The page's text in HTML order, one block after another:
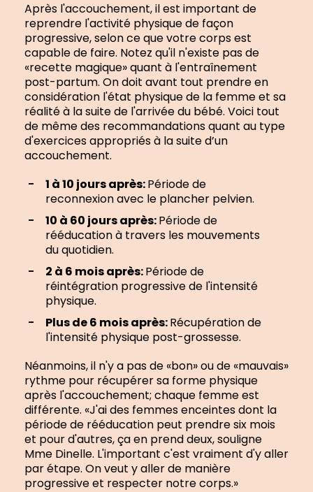
Après l'accouchement, il est important de
reprendre l'activité physique de façon
progressive, selon ce que votre corps est
capable de faire. Notez qu'il n'existe pas de
«recette magique» quant à l'entraînement
post-partum. On doit avant tout prendre en
considération l'état physique de la femme et sa
réalité à la suite de l'arrivée du bébé. Voici tout
de même des recommandations quant au type
d'exercices appropriés à la suite d’un
accouchement.
1 à 10 jours après:Période de
reconnexion avec le plancher pelvien.
10 à 60 jours après:Période de
rééducation à travers les mouvements
du quotidien.
2 à 6 mois après:Période de
réintégration progressive de l'intensité
physique.
Plus de 6 mois après:Récupération de
l'intensité physique post-grossesse.
Néanmoins, il n'y a pas de «bon» ou de «mauvais»
rythme pour récupérer sa forme physique
après l'accouchement; chaque femme est
différente. «J'ai des femmes enceintes dont la
période de rééducation peut prendre six mois
et pour d'autres, ça en prend deux, souligne
Mme Dinelle. L'important c'est vraiment d'y aller
par étape. On veut y aller de manière
progressive et respecter notre corps.»